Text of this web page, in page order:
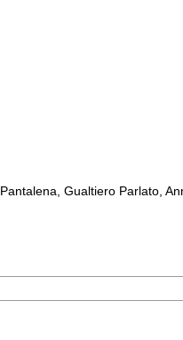
Gualtiero Parlato,